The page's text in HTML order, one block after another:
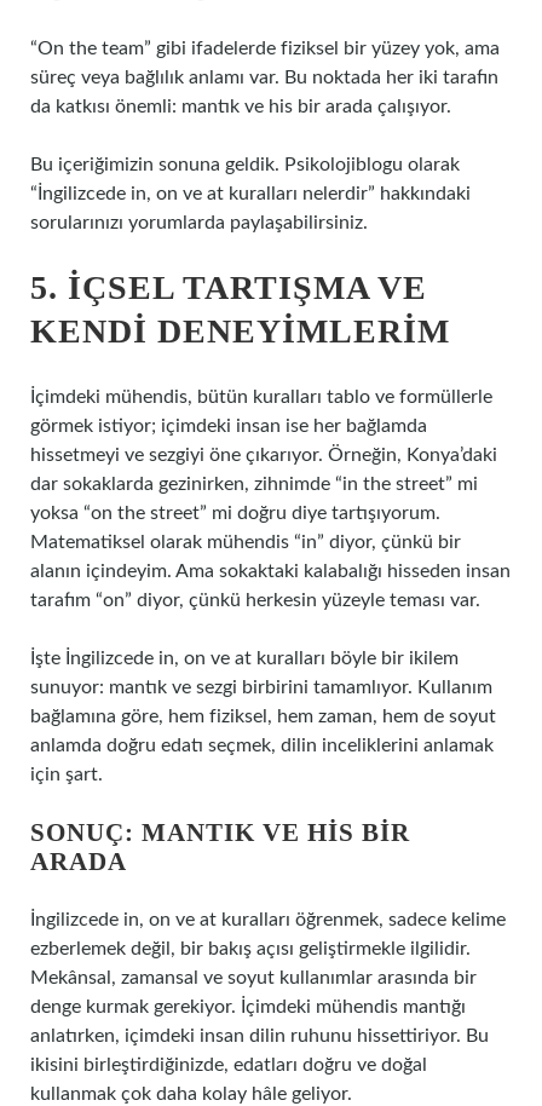
“On the team” gibi ifadelerde fiziksel bir yüzey yok, ama
süreç veya bağlılık anlamı var. Bu noktada her iki tarafın
da katkısı önemli: mantık ve his bir arada çalışıyor.
Bu içeriğimizin sonuna geldik. Psikolojiblogu olarak
“İngilizcede in, on ve at kuralları nelerdir” hakkındaki
sorularınızı yorumlarda paylaşabilirsiniz.
5. İÇSEL TARTIŞMA VE
KENDI DENEYIMLERIM
İçimdeki mühendis, bütün kuralları tablo ve formüllerle
görmek istiyor; içimdeki insan ise her bağlamda
hissetmeyi ve sezgiyi öne çıkarıyor. Örneğin, Konya’daki
dar sokaklarda gezinirken, zihnimde “in the street” mi
yoksa “on the street” mi doğru diye tartışıyorum.
Matematiksel olarak mühendis “in” diyor, çünkü bir
alanın içindeyim. Ama sokaktaki kalabalığı hisseden insan
tarafım “on” diyor, çünkü herkesin yüzeyle teması var.
İşte İngilizcede in, on ve at kuralları böyle bir ikilem
sunuyor: mantık ve sezgi birbirini tamamlıyor. Kullanım
bağlamına göre, hem fiziksel, hem zaman, hem de soyut
anlamda doğru edatı seçmek, dilin inceliklerini anlamak
için şart.
SONUÇ: MANTIK VE HIS BIR
ARADA
İngilizcede in, on ve at kuralları öğrenmek, sadece kelime
ezberlemek değil, bir bakış açısı geliştirmekle ilgilidir.
Mekânsal, zamansal ve soyut kullanımlar arasında bir
denge kurmak gerekiyor. İçimdeki mühendis mantığı
anlatırken, içimdeki insan dilin ruhunu hissettiriyor. Bu
ikisini birleştirdiğinizde, edatları doğru ve doğal
kullanmak çok daha kolay hâle geliyor.